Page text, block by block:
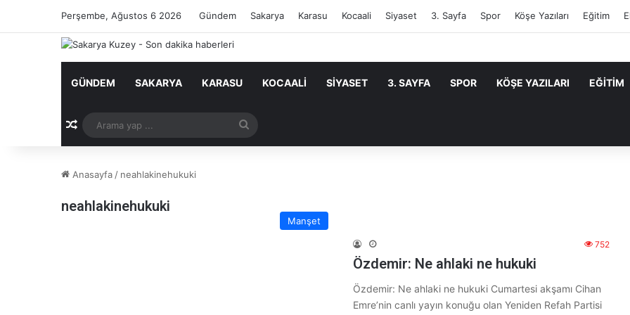
Perşembe, Ağustos 6 2026 Gündem Sakarya Karasu Kocaali Siyaset 3. Sayfa Spor Köşe Yazıları Eğitim
GÜNDEM SAKARYA KARASU KOCAALI SIYASET 3. SAYFA SPOR KÖŞE YAZILARI EĞITIM
Rastgele Makale
yap
Anasayfa / neahlakinehukuki
neahlakinehukuki
Manşet
752
Özdemir: Ne ahlaki ne hukuki
Özdemir: Ne ahlaki ne hukuki Cumartesi akşamı Cihan
Emre’nin canlı yayın konuğu olan Yeniden Refah Partisi